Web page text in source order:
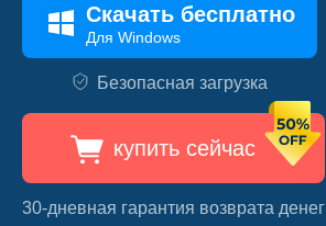
Скачать бесплатно
Для Windows
Безопасная загрузка
купить сейчас
30-дневная гарантия возврата денег